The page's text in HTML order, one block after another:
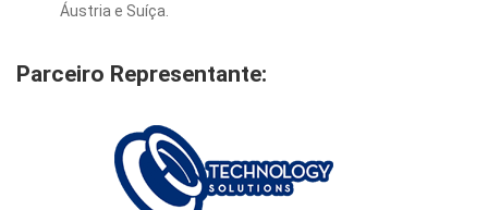
Áustria e Suíça.
Parceiro Representante: